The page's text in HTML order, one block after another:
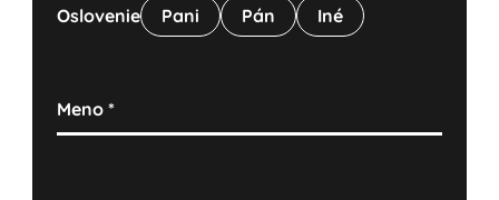
Oslovenie Pani Pán Iné
Meno*